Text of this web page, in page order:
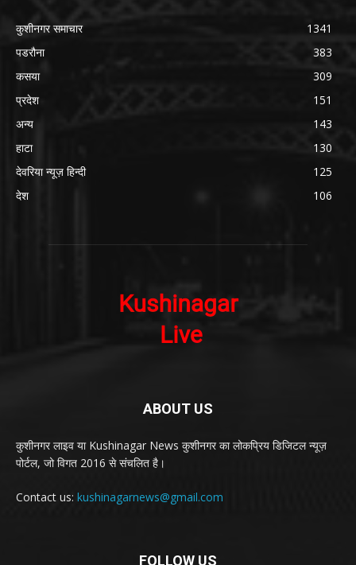
कुशीनगर समाचार
1341
पडरौना
383
कसया
309
प्रदेश
151
अन्य
143
हाटा
130
देवरिया न्यूज़ हिन्दी
125
देश
106
ABOUT US
कुशीनगर लाइव या Kushinagar News कुशीनगर का लोकप्रिय डिजिटल न्यूज़
पोर्टल, जो विगत 2016 से संचलित है।
Contact us: kushinagarnews@gmail.com
FOLLOW US